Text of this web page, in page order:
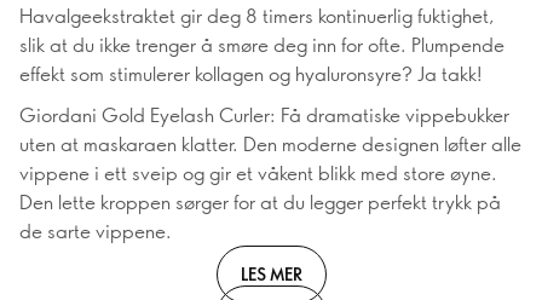
Havalgeekstraktet gir deg 8 timers kontinuerlig fuktighet,
slik at du ikke trenger å smøre deg inn for ofte. Plumpende
effekt som stimulerer kollagen og hyaluronsyre? Ja takk!
Giordani Gold Eyelash Curler: Få dramatiske vippebukker
uten at maskaraen klatter. Den moderne designen løfter alle
vippene i ett sveip og gir et våkent blikk med store øyne.
Den lette kroppen sørger for at du legger perfekt trykk på
de sarte vippene.
LES MER